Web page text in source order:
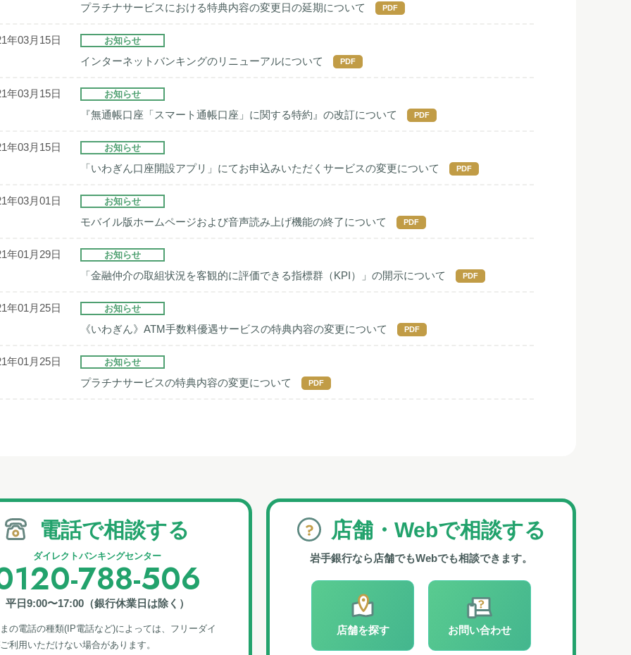
プラチナサービスにおける特典内容の変更日の延期について PDF
年03月15日 お知らせ
インターネットバンキングのリニューアルについて PDF
年03月15日 お知らせ
『無通帳口座「スマート通帳口座」に関する特約』の改訂について PDF
年03月15日 お知らせ
「いわぎん口座開設アプリ」にてお申込みいただくサービスの変更について PDF
年03月01日 お知らせ
モバイル版ホームページおよび音声読み上げ機能の終了について PDF
年01月29日 お知らせ
「金融仲介の取組状況を客観的に評価できる指標群（KPI）」の開示について PDF
年01月25日 お知らせ
《いわぎん》ATM手数料優遇サービスの特典内容の変更について PDF
年01月25日 お知らせ
プラチナサービスの特典内容の変更について PDF
電話で相談する
ダイレクトバンキングセンター
788-506
平日9:00〜17:00（銀行休業日は除く）
の電話の種類(IP電話など)によっては、フリーダイ
利⽤いただけない場合があります。
店舗・Webで相談する
岩手銀行なら店舗でもWebでも相談できます。
店舗を探す お問い合わせ